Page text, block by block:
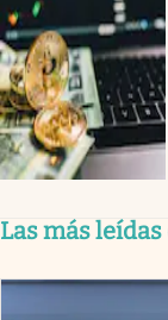
Las más